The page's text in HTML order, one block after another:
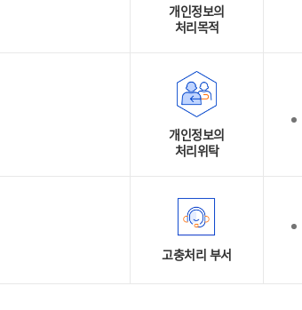
개인정보의
처리목적
개인정보의
처리위탁
고충처리 부서